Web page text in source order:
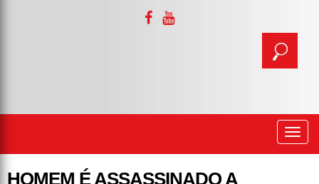
HOMEM É ASSASSINADO A